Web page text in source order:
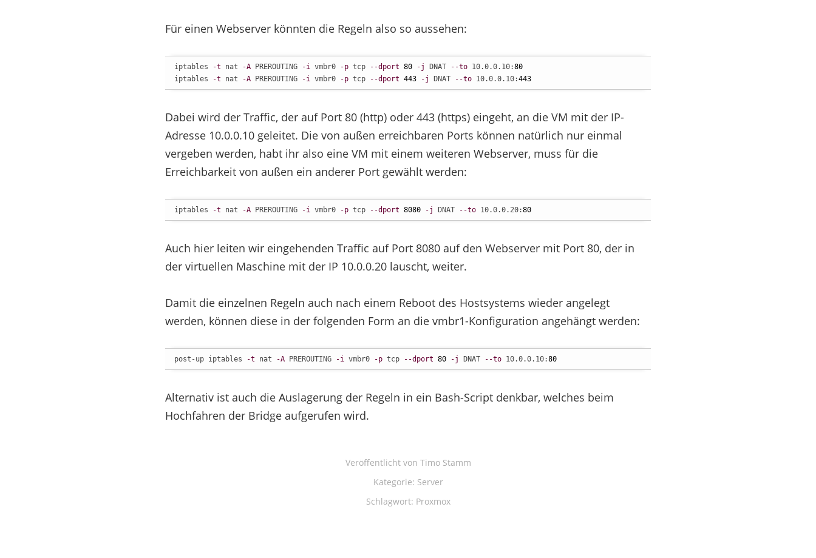
Für einen Webserver könnten die Regeln also so aussehen:
iptables -t nat -A PREROUTING -i vmbr0 -p tcp --dport 80 -j DNAT --to 10.0.0.10:80
iptables
-t nat -A PREROUTING -i vmbr0 -p tcp --dport 443 -j DNAT --to 10.0.0.10:443
Dabei wird der Traffic, der auf Port 80 (http) oder 443 (https) eingeht, an die VM mit der IP-
Adresse 10.0.0.10 geleitet. Die von außen erreichbaren Ports können natürlich nur einmal
vergeben werden, habt ihr also eine VM mit einem weiteren Webserver, muss für die
Erreichbarkeit von außen ein anderer Port gewählt werden:
iptables -t nat -A PREROUTING -i vmbr0 -p tcp --dport 8080 -j DNAT --to 10.0.0.20:80
Auch hier leiten wir eingehenden Traffic auf Port 8080 auf den Webserver mit Port 80, der in
der virtuellen Maschine mit der IP 10.0.0.20 lauscht, weiter.
Damit die einzelnen Regeln auch nach einem Reboot des Hostsystems wieder angelegt
werden, können diese in der folgenden Form an die vmbr1-Konfiguration angehängt werden:
post-up iptables -t nat -A PREROUTING -i vmbr0 -p tcp --dport 80 -j DNAT --to 10.0.0.10:80
Alternativ ist auch die Auslagerung der Regeln in ein Bash-Script denkbar, welches beim
Hochfahren der Bridge aufgerufen wird.
Veröffentlicht von Timo Stamm
Kategorie: Server
Schlagwort: Proxmox